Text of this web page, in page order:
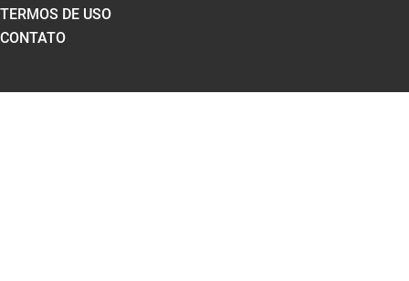
TERMOS DE USO
CONTATO